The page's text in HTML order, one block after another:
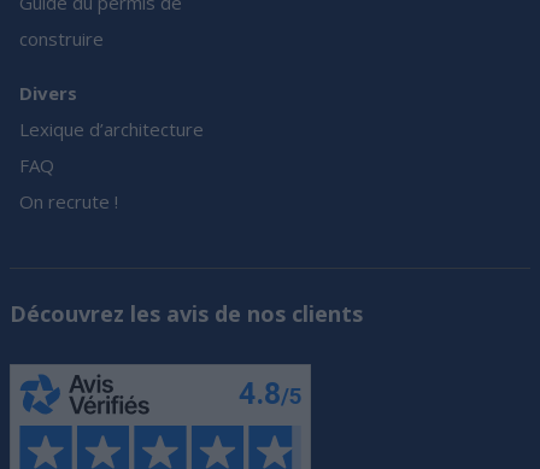
construire
Divers
Lexique d’architecture
FAQ
On recrute !
Découvrez les avis de nos clients